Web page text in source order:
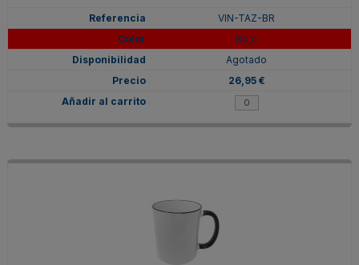
VIN-TAZ-BR
Rojo
Agotado
26,95 €